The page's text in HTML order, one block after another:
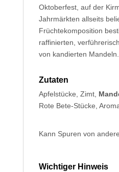
Oktoberfest, auf der
Jahrmärkten allseits
Früchtekomposition
raffinierten,
von kandierten Mandeln.
Zutaten
Apfelstücke, Zimt,
Rote Bete-Stücke,
Kann Spuren von
Wichtiger Hinweis